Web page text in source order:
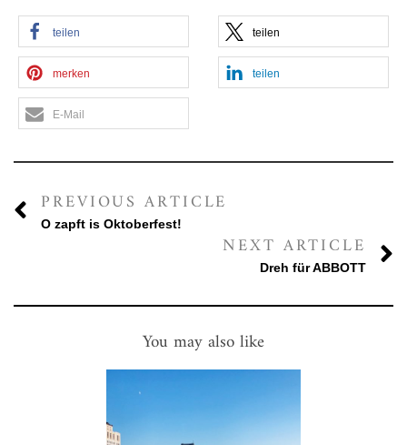
teilen teilen
merken teilen
E-Mail
PREVIOUS ARTICLE
O zapft is Oktoberfest!
NEXT ARTICLE
Dreh für ABBOTT
You may also like